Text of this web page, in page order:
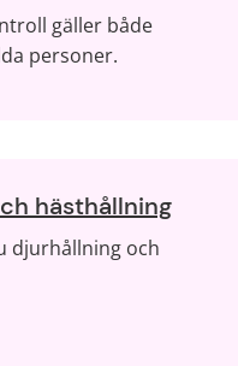
gäller både
personer.
hästhållning
djurhållning och